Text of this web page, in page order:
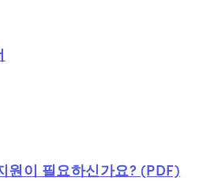
원이 필요하신가요? (PDF)